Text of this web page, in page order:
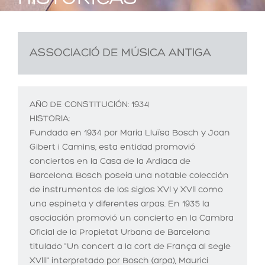
ASSOCIACIÓ DE MÚSICA ANTIGA
AÑO DE CONSTITUCIÓN: 1934
HISTORIA:
Fundada en 1934 por Maria Lluïsa Bosch y Joan
Gibert i Camins, esta entidad promovió
conciertos en la Casa de la Ardiaca de
Barcelona. Bosch poseía una notable colección
de instrumentos de los siglos XVI y XVII como
una espineta y diferentes arpas. En 1935 la
asociación promovió un concierto en la Cambra
Oficial de la Propietat Urbana de Barcelona
titulado "Un concert a la cort de França al segle
XVIII" interpretado por Bosch (arpa), Maurici